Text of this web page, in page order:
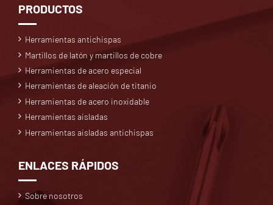
PRODUCTOS
Herramientas antichispas
Martillos de latón y martillos de cobre
Herramientas de acero especial
Herramientas de aleación de titanio
Herramientas de acero inoxidable
Herramientas aisladas
Herramientas aisladas antichispas
ENLACES RÁPIDOS
Sobre nosotros